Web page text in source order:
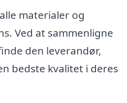
materialer og
Ved at sammenligne
den leverandør,
bedste kvalitet i deres